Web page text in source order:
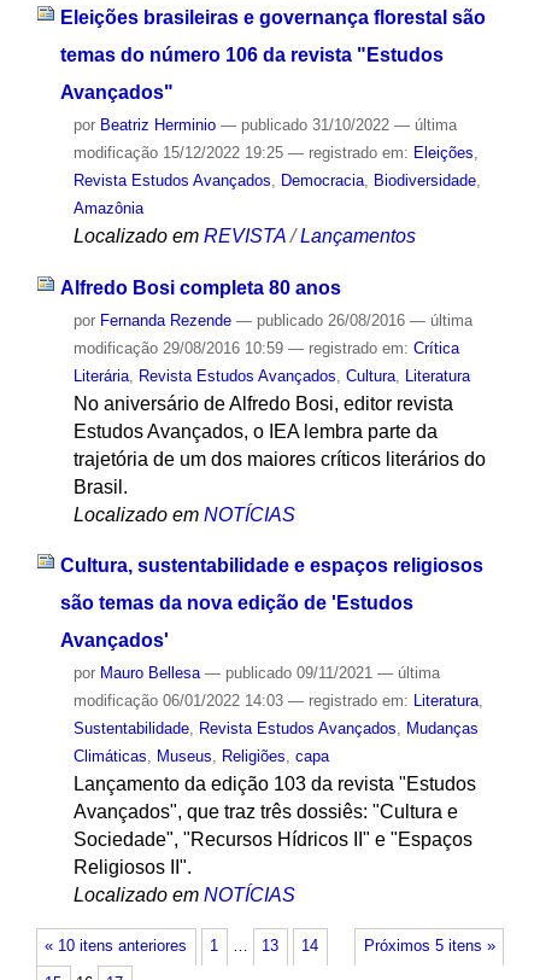
Eleições brasileiras e governança florestal são
temas do número 106 da revista "Estudos
Avançados"
por Beatriz Herminio — publicado31/10/2022 — última
modificação15/12/2022 19:25 — registrado em: Eleições
Revista Estudos Avançados
Democracia, Biodiversidade,
Amazônia
Localizado em REVISTA /Lançamentos
Alfredo Bosi completa 80 anos
por Fernanda Rezende — publicado26/08/2016 — última
modificação29/08/2016 10:59 — registrado em: Crítica
Literária, Revista Estudos Avançados Cultura, Literatura
No aniversário de Alfredo Bosi, editor revista
Estudos Avançados, o IEA lembra parte da
trajetória de um dos maiores críticos literários do
Brasil.
Localizado em NOTÍCIAS
Cultura, sustentabilidade e espaços religiosos
são temas da nova edição de 'Estudos
Avançados'
por Mauro Bellesa — publicado09/11/2021 — última
modificação06/01/2022 14:03 — registrado em: Literatura,
Sustentabilidade, Revista Estudos Avançados, Mudanças
Climáticas, Museus, Religiões, capa
Lançamento da edição 103 da revista "Estudos
Avançados", que traz três dossiês: "Cultura e
Sociedade", "Recursos Hídricos II" e "Espaços
Religiosos II".
Localizado em NOTÍCIAS
« 10 itens anteriores Próximos 5 itens »
1 … 13 14